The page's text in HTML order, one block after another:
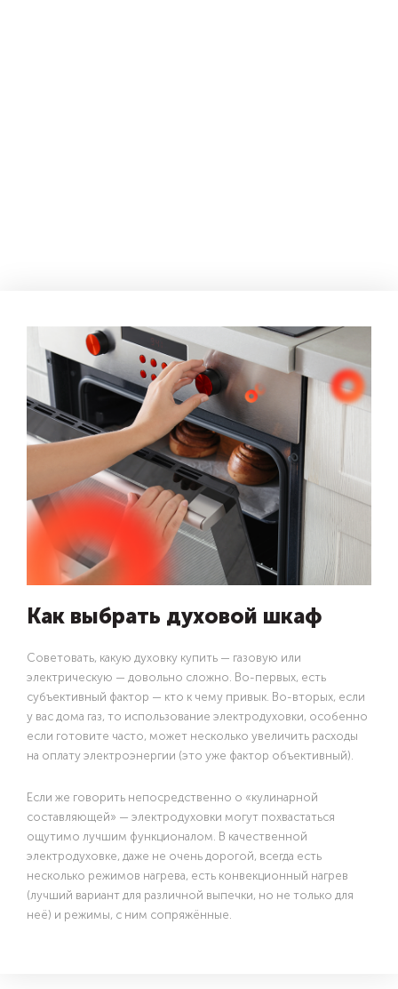
Как выбрать духовой шкаф
Советовать, какую духовку купить — газовую или
электрическую — довольно сложно. Во-первых, есть
субъективный фактор — кто к чему привык. Во-вторых, если
у вас дома газ, то использование электродуховки, особенно
если готовите часто, может несколько увеличить расходы
на оплату электроэнергии (это уже фактор объективный).
Если же говорить непосредственно о «кулинарной
составляющей» — электродуховки могут похвастаться
ощутимо лучшим функционалом. В качественной
электродуховке, даже не очень дорогой, всегда есть
несколько режимов нагрева, есть конвекционный нагрев
(лучший вариант для различной выпечки, но не только для
неё) и режимы, с ним сопряжённые.